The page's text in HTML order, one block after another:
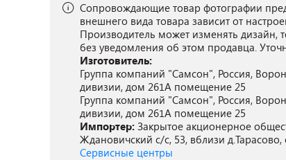
Сопровождающие товар фотографии
внешнего вида товара зависит от
Производитель может изменять дизайн,
без уведомления об этом продавца.
Изготовитель:
Группа компаний "Самсон", Россия,
дивизии, дом 261А помещение 25
Группа компаний "Самсон", Россия,
дивизии, дом 261А помещение 25
Импортер: Закрытое акционерное
Ждановичский с/с, 53, вблизи д.Тарасово,
Сервисные центры